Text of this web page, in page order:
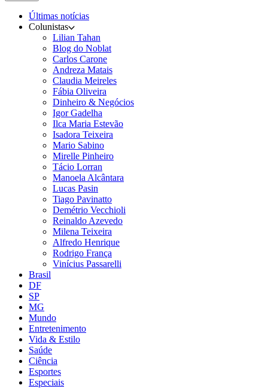
Últimas notícias
Colunistas
Lilian Tahan
Blog do Noblat
Carlos Carone
Andreza Matais
Claudia Meireles
Fábia Oliveira
Dinheiro & Negócios
Igor Gadelha
Ilca Maria Estevão
Isadora Teixeira
Mario Sabino
Mirelle Pinheiro
Tácio Lorran
Manoela Alcântara
Lucas Pasin
Tiago Pavinatto
Demétrio Vecchioli
Reinaldo Azevedo
Milena Teixeira
Alfredo Henrique
Rodrigo França
Vinícius Passarelli
Brasil
DF
SP
MG
Mundo
Entretenimento
Vida & Estilo
Saúde
Ciência
Esportes
Especiais